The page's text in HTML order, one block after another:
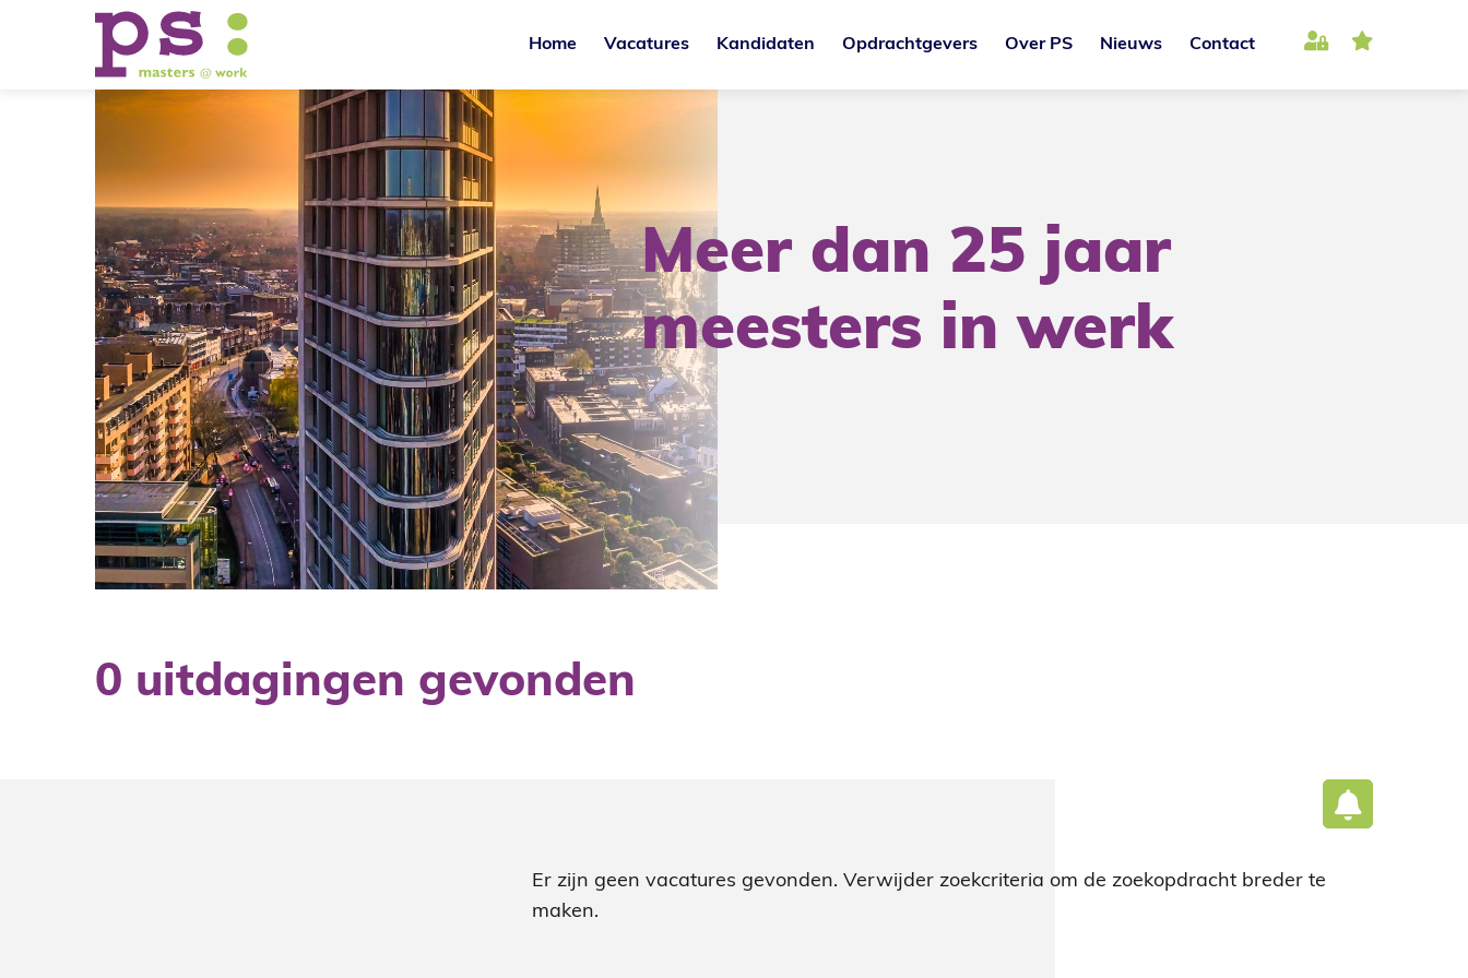
Home Vacatures Kandidaten Opdrachtgevers Over PS Nieuws Contact
Meer dan 25 jaar
meesters in werk
0 uitdagingen gevonden
Er zijn geen vacatures gevonden. Verwijder zoekcriteria om de zoekopdracht breder te
maken.